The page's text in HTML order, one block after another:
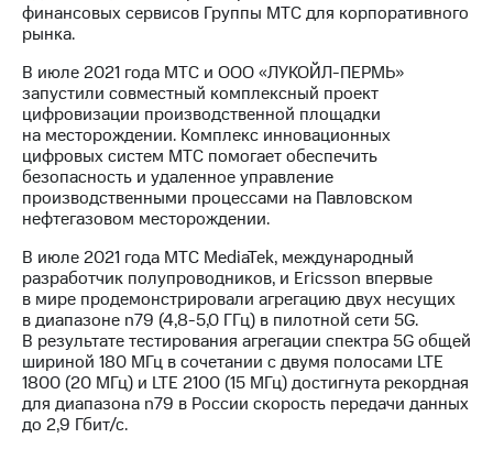
финансовых сервисов Группы МТС для корпоративного
рынка.
В июле 2021 года МТС и ООО «ЛУКОЙЛ-ПЕРМЬ»
запустили совместный комплексный проект
цифровизации производственной площадки
на месторождении. Комплекс инновационных
цифровых систем МТС помогает обеспечить
безопасность и удаленное управление
производственными процессами на Павловском
нефтегазовом месторождении.
В июле 2021 года МТС MediaTek, международный
разработчик полупроводников, и Ericsson впервые
в мире продемонстрировали агрегацию двух несущих
в диапазоне n79 (4,8-5,0 ГГц) в пилотной сети 5G.
В результате тестирования агрегации спектра 5G общей
шириной 180 МГц в сочетании с двумя полосами LTE
1800 (20 МГц) и LTE 2100 (15 МГц) достигнута рекордная
для диапазона n79 в России скорость передачи данных
до 2,9 Гбит/с.